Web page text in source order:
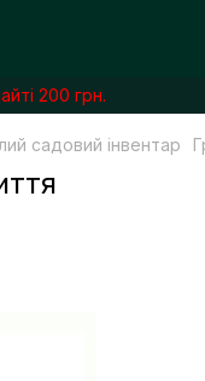
200 грн.
садовий інвентар